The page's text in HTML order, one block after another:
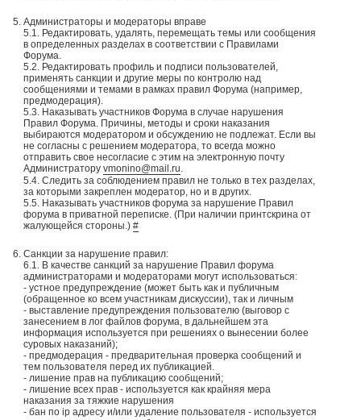
Администраторы и модераторы вправе
5.1. Редактировать, удалять, перемещать темы или сообщения
в определенных разделах в соответствии с Правилами
Форума.
5.2. Редактировать профиль и подписи пользователей,
применять санкции и другие меры по контролю над
сообщениями и темами в рамках правил Форума (например,
предмодерация).
5.3. Наказывать участников Форума в случае нарушения
Правил Форума. Причины, методы и сроки наказания
выбираются модератором и обсуждению не подлежат. Если вы
не согласны с решением модератора, то всегда можно
отправить свое несогласие с этим на электронную почту
Администратору vmonino@mail.ru.
5.4. Следить за соблюдением правил не только в тех разделах,
за которыми закреплен модератор, но и в других.
5.5. Наказывать участников форума за нарушение Правил
форума в приватной переписке. (При наличии принтскрина от
жалующейся стороны.) #
Санкции за нарушение правил:
6.1. В качестве санкций за нарушение Правил форума
администраторами и модераторами могут использоваться:
- устное предупреждение (может быть как и публичным
(обращенное ко всем участникам дискуссии), так и личным
- выставление предупреждения пользователю (выговор с
занесением в лог файлов форума, в дальнейшем эта
информация используется при решениях о вынесении более
суровых наказаний);
- предмодерация - предварительная проверка сообщений и
тем пользователя перед их публикацией.
- лишение прав на публикацию сообщений;
- лишение всех прав - используется как крайняя мера
наказания за тяжкие нарушения
- бан по ip адресу и/или удаление пользователя - используется